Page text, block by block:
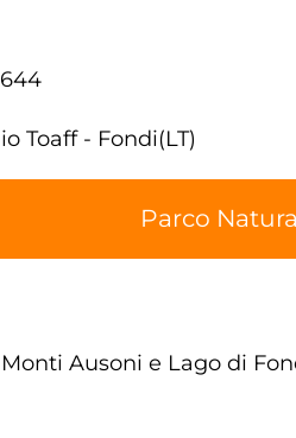
Toaff - Fondi(LT)
Parco
Ausoni e Lago di